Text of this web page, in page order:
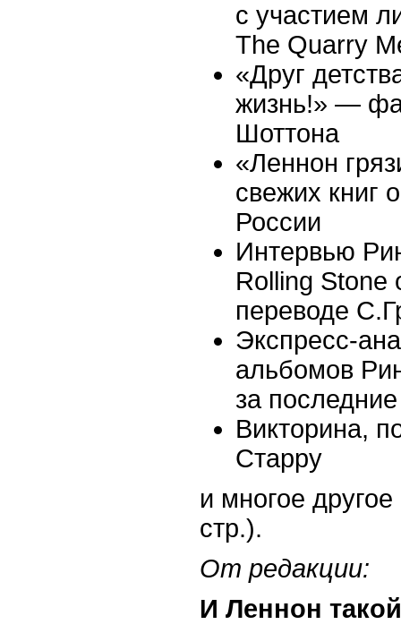
с участием
The Quarry
«Друг
жизнь!» —
Шоттона
«Леннон
свежих книг
России
Интервью
Rolling Stone
переводе
Экспресс-
альбомов
за
Викторина,
Старру
и многое
стр.).
От редакции:
И Леннон